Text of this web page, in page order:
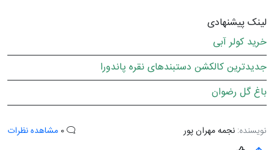
لینک پیشنهادی
خرید کولر آبی
جدیدترین کالکشن دستبندهای نقره پاندورا
باغ گل رضوان
نویسنده: نجمه مهران پور مشاهده نظرات